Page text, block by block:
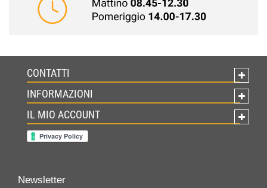
CONTATTI
INFORMAZIONI
IL MIO ACCOUNT
Newsletter